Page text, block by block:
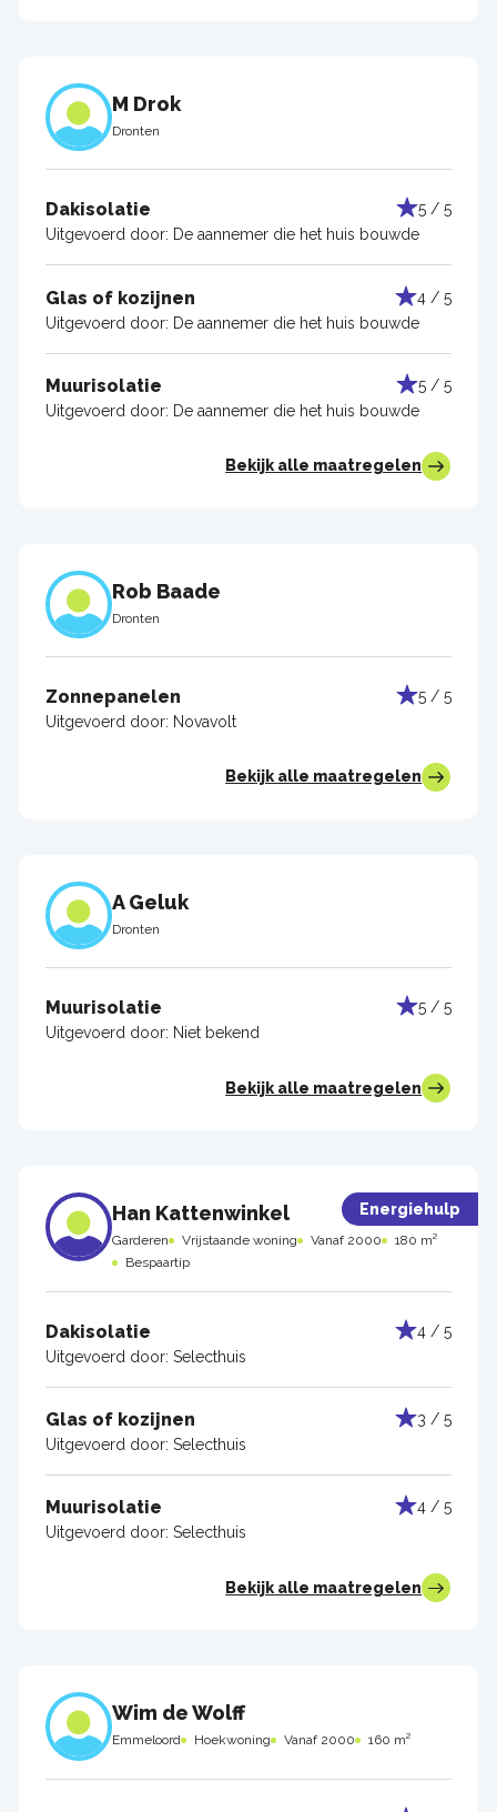
M Drok
Dronten
Dakisolatie
5 / 5
Uitgevoerd door: De aannemer die het huis bouwde
Glas of kozijnen
4 / 5
Uitgevoerd door: De aannemer die het huis bouwde
Muurisolatie
5 / 5
Uitgevoerd door: De aannemer die het huis bouwde
Bekijk alle maatregelen
Rob Baade
Dronten
Zonnepanelen
5 / 5
Uitgevoerd door: Novavolt
Bekijk alle maatregelen
A Geluk
Dronten
Muurisolatie
5 / 5
Uitgevoerd door: Niet bekend
Bekijk alle maatregelen
Han Kattenwinkel Energiehulp
Garderen Vrijstaande woning Vanaf 2000
180 m²
Bespaartip
Dakisolatie
4 / 5
Uitgevoerd door: Selecthuis
Glas of kozijnen
3 / 5
Uitgevoerd door: Selecthuis
Muurisolatie
4 / 5
Uitgevoerd door: Selecthuis
Bekijk alle maatregelen
Wim de Wolff
Emmeloord Hoekwoning Vanaf 2000 160 m²